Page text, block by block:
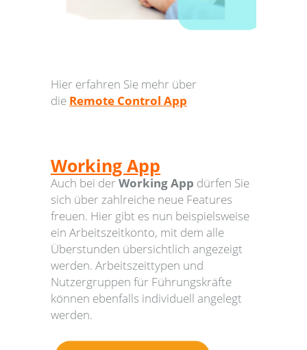
Hier erfahren Sie mehr über
die Remote Control App
Working App
Auch bei derWorking App dürfen Sie
sich über zahlreiche neue Features
freuen. Hier gibt es nun beispielsweise
ein Arbeitszeitkonto, mit dem alle
Überstunden übersichtlich angezeigt
werden. Arbeitszeittypen und
Nutzergruppen für Führungskräfte
können ebenfalls individuell angelegt
werden.